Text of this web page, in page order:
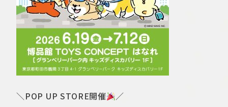
＼POP UP STORE開催 ／